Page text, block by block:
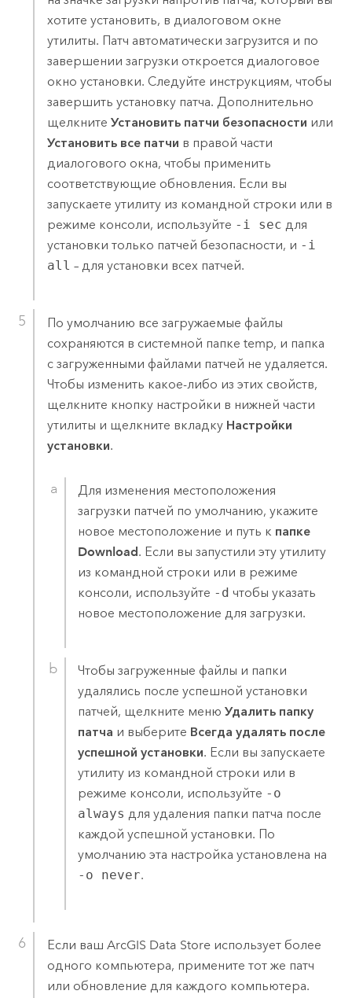
хотите установить, в диалоговом окне
утилиты. Патч автоматически загрузится и по
завершении загрузки откроется диалоговое
окно установки. Следуйте инструкциям, чтобы
завершить установку патча. Дополнительно
щелкните Установить патчи безопасности или
Установить все патчи в правой части
диалогового окна, чтобы применить
соответствующие обновления. Если вы
запускаете утилиту из командной строки или в
режиме консоли, используйте -i sec для
установки только патчей безопасности, и -i
all – для установки всех патчей.
По умолчанию все загружаемые файлы
сохраняются в системной папке temp, и папка
с загруженными файлами патчей не удаляется.
Чтобы изменить какое-либо из этих свойств,
щелкните кнопку настройки в нижней части
утилиты и щелкните вкладку Настройки
установки.
Для изменения местоположения
загрузки патчей по умолчанию, укажите
новое местоположение и путь к папке
Download. Если вы запустили эту утилиту
из командной строки или в режиме
консоли, используйте -d чтобы указать
новое местоположение для загрузки.
Чтобы загруженные файлы и папки
удалялись после успешной установки
патчей, щелкните менюУдалить папку
патча и выберите Всегда удалять после
успешной установки. Если вы запускаете
утилиту из командной строки или в
режиме консоли, используйте -o
always для удаления папки патча после
каждой успешной установки. По
умолчанию эта настройка установлена на
-o never.
Если ваш ArcGIS Data Storeиспользует более
одного компьютера, примените тот же патч
или обновление для каждого компьютера.